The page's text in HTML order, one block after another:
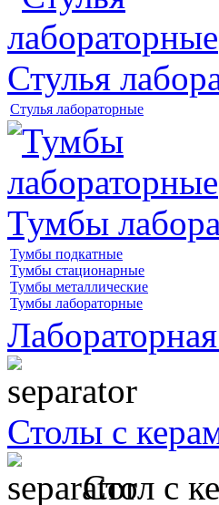
Стулья
Стулья лабораторные
Тумбы
Тумбы подкатные
Тумбы стационарные
Тумбы металлические
Тумбы лабораторные
Столы с
Стол с